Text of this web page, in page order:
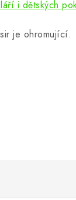
i dětských
je ohromující.